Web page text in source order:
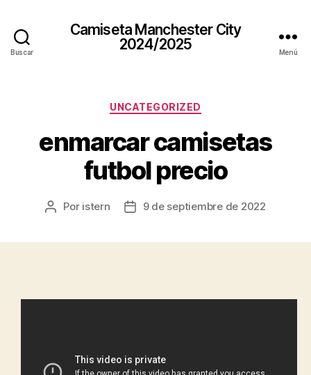
Buscar
Camiseta Manchester City
2024/2025
Menú
Categorías
UNCATEGORIZED
enmarcar camisetas
futbol precio
Autor
Por istern
Fecha9 de septiembre de 2022